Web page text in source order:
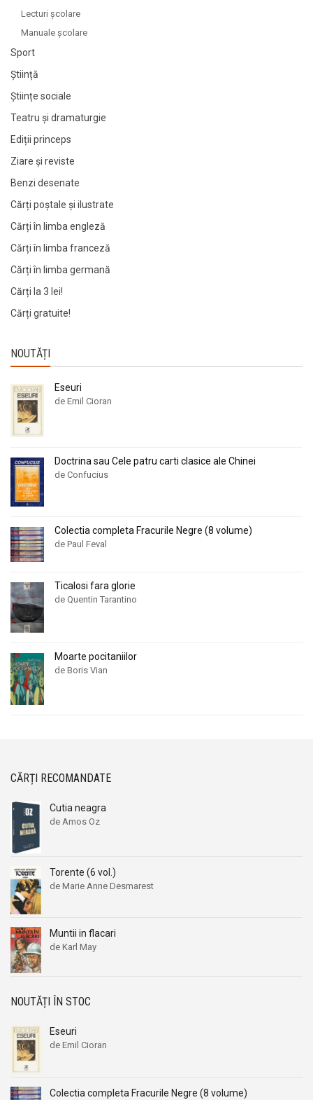
Lecturi şcolare
Manuale şcolare
Sport
Știință
Științe sociale
Teatru și dramaturgie
Ediții princeps
Ziare şi reviste
Benzi desenate
Cărți poștale și ilustrate
Cărți în limba engleză
Cărți în limba franceză
Cărți în limba germană
Cărți la 3 lei!
Cărți gratuite!
NOUTĂȚI
Eseuri
de Emil Cioran
Doctrina sau Cele patru carti clasice ale Chinei
de Confucius
Colectia completa Fracurile Negre (8 volume)
de Paul Feval
Ticalosi fara glorie
de Quentin Tarantino
Moarte pocitaniilor
de Boris Vian
CĂRȚI RECOMANDATE
Cutia neagra
de Amos Oz
Torente (6 vol.)
de Marie Anne Desmarest
Muntii in flacari
de Karl May
NOUTĂȚI ÎN STOC
Eseuri
de Emil Cioran
Colectia completa Fracurile Negre (8 volume)